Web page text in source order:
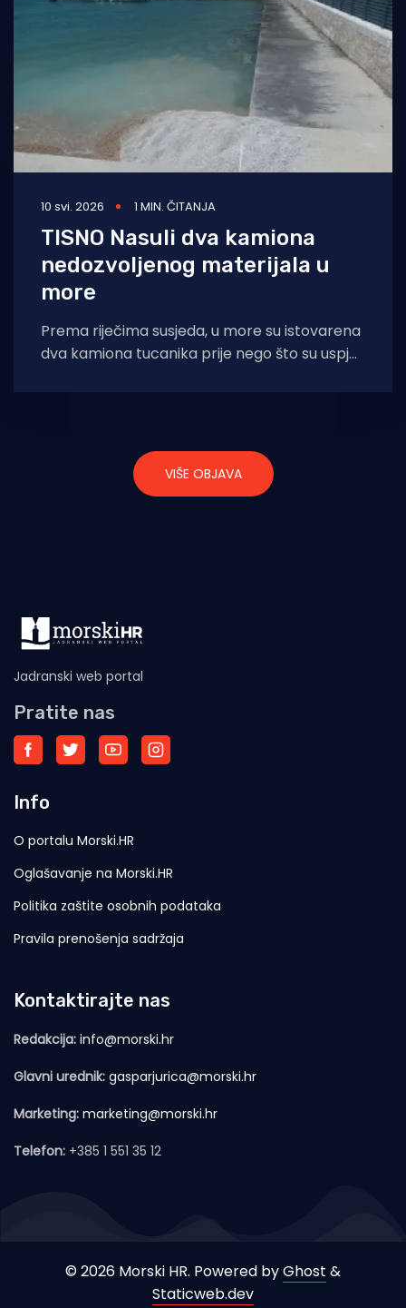
10 svi. 2026 1 MIN. ČITANJA
TISNO Nasuli dva kamiona
nedozvoljenog materijala u
more
Prema riječima susjeda, u more su istovarena
dva kamiona tucanika prije nego što su uspjeli
VIŠE OBJAVA
Jadranski web portal
Pratite nas
Info
O portalu Morski.HR
Oglašavanje na Morski.HR
Politika zaštite osobnih podataka
Pravila prenošenja sadržaja
Kontaktirajte nas
Redakcija: info@morski.hr
Glavni urednik: gasparjurica@morski.hr
Marketing: marketing@morski.hr
Telefon: +385 1 551 35 12
© 2026 Morski HR. Powered byGhost &
Staticweb.dev